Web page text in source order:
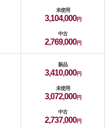
未使用
3,104,000
中古
2,769,000
新品
3,410,000
未使用
3,072,000
中古
2,737,000